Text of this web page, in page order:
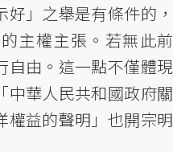
」之舉是有條件的，
主權主張。若無此前
自由。這一點不僅體現
中華人民共和國政府關
權益的聲明」也開宗明